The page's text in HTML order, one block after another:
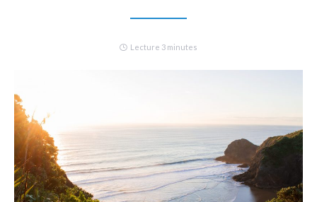
Lecture 3 minutes